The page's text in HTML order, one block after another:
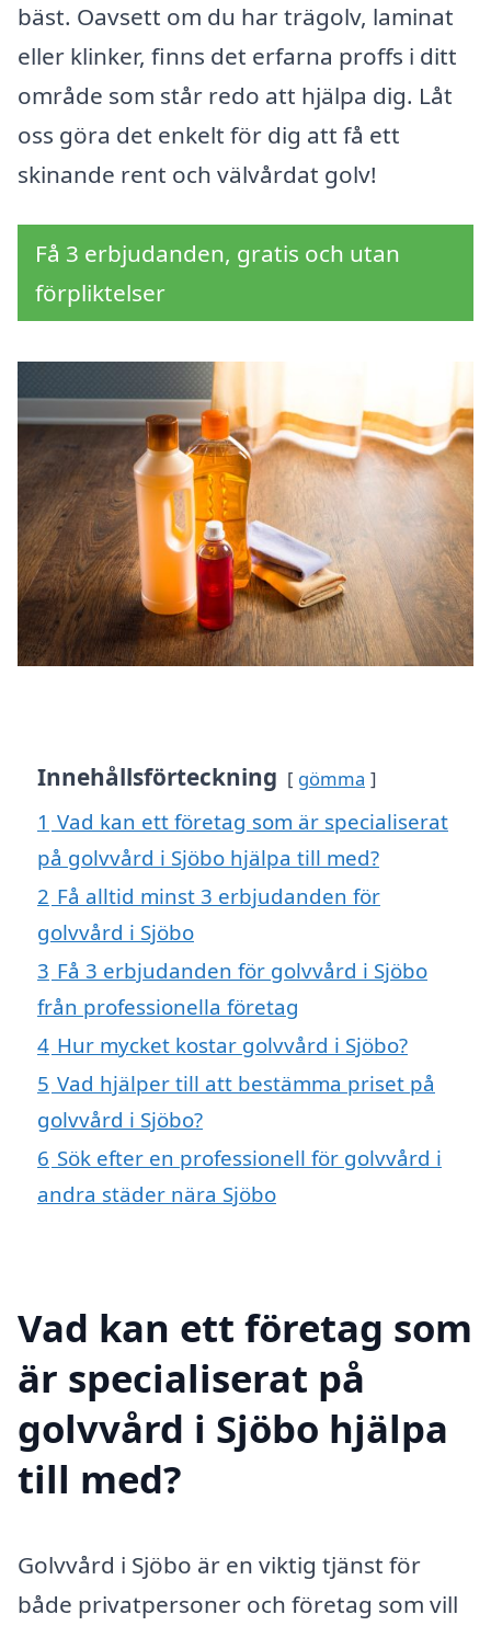
bäst. Oavsett om du har trägolv, laminat
eller klinker, finns det erfarna proffs i ditt
område som står redo att hjälpa dig. Låt
oss göra det enkelt för dig att få ett
skinande rent och välvårdat golv!
Få 3 erbjudanden, gratis och utan
förpliktelser
Innehållsförteckning gömma
1 Vad kan ett företag som är specialiserat
på golvvård i Sjöbo hjälpa till med?
2 Få alltid minst 3 erbjudanden för
golvvård i Sjöbo
3 Få 3 erbjudanden för golvvård i Sjöbo
från professionella företag
4 Hur mycket kostar golvvård i Sjöbo?
5 Vad hjälper till att bestämma priset på
golvvård i Sjöbo?
6 Sök efter en professionell för golvvård i
andra städer nära Sjöbo
Vad kan ett företag som
är specialiserat på
golvvård i Sjöbo hjälpa
till med?
Golvvård i Sjöbo är en viktig tjänst för
både privatpersoner och företag som vill